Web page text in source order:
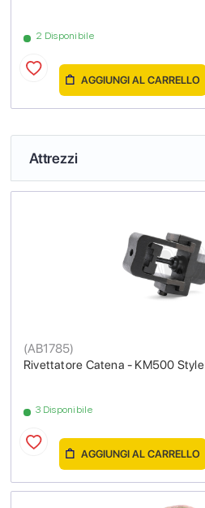
2 Disponibile
AGGIUNGI AL CARRELLO
Attrezzi
Rivettatore Catena - KM500 Style
(AB1785)
3 Disponibile
AGGIUNGI AL CARRELLO